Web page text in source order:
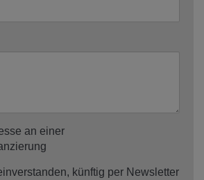
an einer
künftig per Newsletter